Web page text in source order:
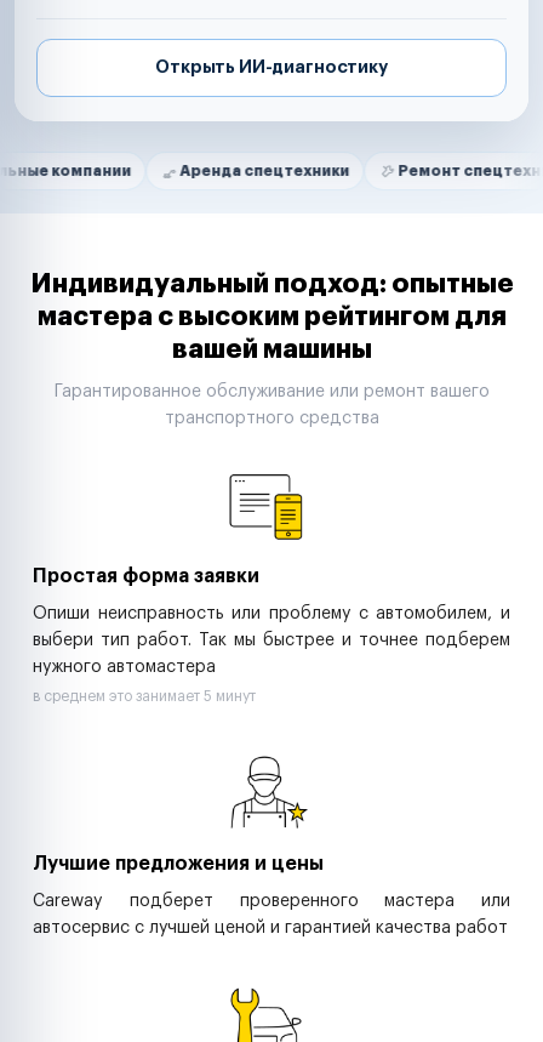
Открыть ИИ-диагностику
Нам доверяют
Аренда спецтехники Ремонт спецтехники
Маркетплейсы
Таксопарки
Автодилеры
Строительные компании
Аренда спецтехники
Индивидуальный подход: опытные
мастера с высоким рейтингом для
вашей машины
Гарантированное обслуживание или ремонт вашего
транспортного средства
Простая форма заявки
Опиши неисправность или проблему с автомобилем, и
выбери тип работ. Так мы быстрее и точнее подберем
нужного автомастера
в среднем это занимает 5 минут
Лучшие предложения и цены
Careway подберет проверенного мастера или
автосервис с лучшей ценой и гарантией качества работ